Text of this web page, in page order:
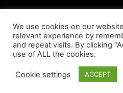
Copyright@ 2026 Knez
We use cookies on our
relevant experience by
and repeat visits. By clicking
use of ALL the cookies.
Cookie settings ACCEPT